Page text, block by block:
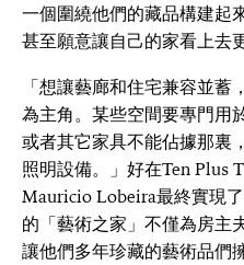
一個圍繞他們的藏品構建起
甚至願意讓自己的家看上去
「想讓藝廊和住宅兼容並
為主角。某些空間要專門用
或者其它家具不能佔據那裏
照明設備。」好在Ten Plus
Mauricio Lobeira最終實現
的「藝術之家」不僅為房主
讓他們多年珍藏的藝術品們